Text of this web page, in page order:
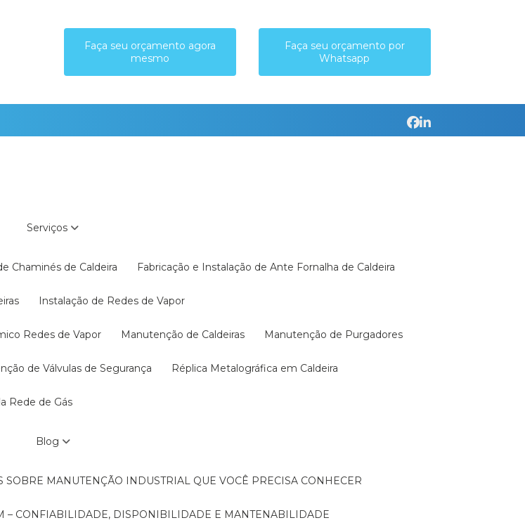
Faça seu orçamento agora
mesmo
Faça seu orçamento por
Whatsapp
Serviços
Chaminés de Caldeira Fabricação e Instalação de Ante Fornalha de Caldeira
Instalação de Redes de Vapor
Redes de Vapor Manutenção de Caldeiras Manutenção de Purgadores
de Válvulas de Segurança Réplica Metalográfica em Caldeira
Rede de Gás
Blog
SOBRE MANUTENÇÃO INDUSTRIAL QUE VOCÊ PRECISA CONHECER
– CONFIABILIDADE, DISPONIBILIDADE E MANTENABILIDADE